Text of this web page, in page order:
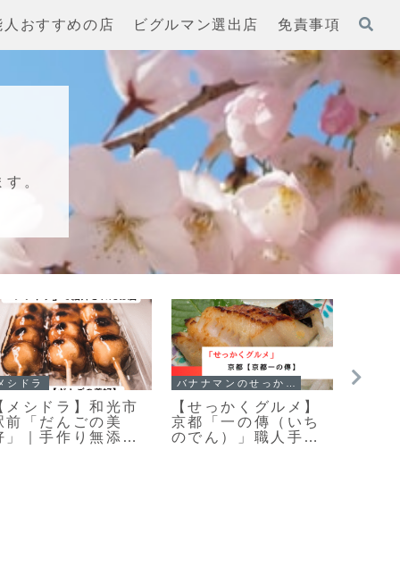
人おすすめの店 ビグルマン選出店 免責事項
。
シドラ
メシドラ】和光市
前「だんごの美
」｜手作り無添加
【せっかくグルメ】
京都「一の傳（いち
のでん）」職人手作
メシド